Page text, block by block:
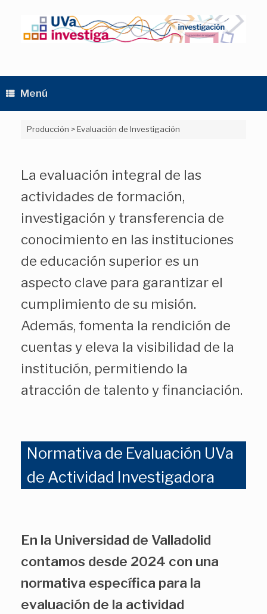
contenido
Menú
Producción >Evaluación de Investigación
La evaluación integral de las
actividades de formación,
investigación y transferencia de
conocimiento en las instituciones
de educación superior es un
aspecto clave para garantizar el
cumplimiento de su misión.
Además, fomenta la rendición de
cuentas y eleva la visibilidad de la
institución, permitiendo la
atracción de talento y financiación.
Normativa de Evaluación UVa
de Actividad Investigadora
En la Universidad de Valladolid
contamos desde 2024 con una
normativa específica para la
evaluación de la actividad